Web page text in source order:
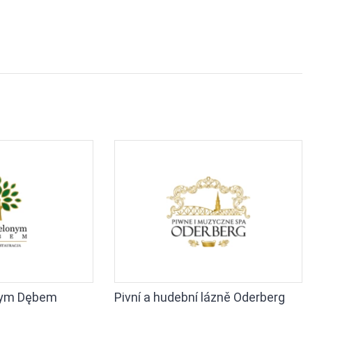
Dębem Pivní a hudební lázně Oderberg